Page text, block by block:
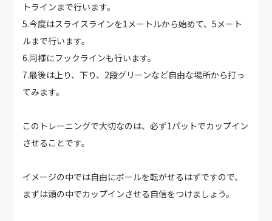
トラインまで行います。
5.今度はスライスラインを1メートルから始めて、5メート
ルまで行います。
6.同様にフックラインも行います。
7.最後は上り、下り、2段グリーンなど自由な場所から打っ
てみます。
このトレーニングで大切なのは、必ず1パットでカップイン
させることです。
イメージの中では自由にボールを転がせるはずですので、
まずは頭の中でカップインさせる自信をつけましょう。